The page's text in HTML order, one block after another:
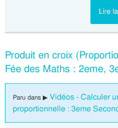
Lire
Produit en croix
Fée des Maths : 2eme,
Paru dans ▶ Vidéos - Calculer
proportionnelle : 3eme